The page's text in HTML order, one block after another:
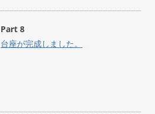
Part 8
台座が完成しました。